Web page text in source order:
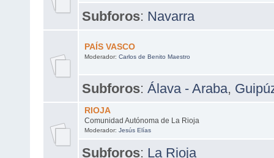
Subforos: Navarra
PAÍS VASCO
Moderador: Carlos de Benito Maestro
Subforos: Álava - Araba,
RIOJA
Comunidad Autónoma de La Rioja
Moderador: Jesús Elías
Subforos: La Rioja